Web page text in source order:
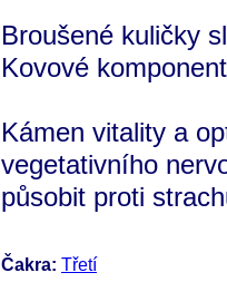
Broušené kuličky
Kovové
Kámen vitality a
vegetativního
působit proti
Čakra: Třetí